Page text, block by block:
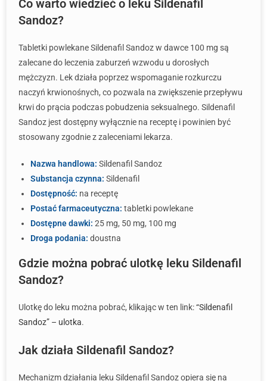
Co warto wiedzieć o leku Sildenafil
Sandoz?
Tabletki powlekane Sildenafil Sandoz w dawce 100 mg są
zalecane do leczenia zaburzeń wzwodu u dorosłych
mężczyzn. Lek działa poprzez wspomaganie rozkurczu
naczyń krwionośnych, co pozwala na zwiększenie przepływu
krwi do prącia podczas pobudzenia seksualnego. Sildenafil
Sandoz jest dostępny wyłącznie na receptę i powinien być
stosowany zgodnie z zaleceniami lekarza.
Nazwa handlowa: Sildenafil Sandoz
Substancja czynna: Sildenafil
Dostępność: na receptę
Postać farmaceutyczna: tabletki powlekane
Dostępne dawki: 25 mg, 50 mg, 100 mg
Droga podania: doustna
Gdzie można pobrać ulotkę leku Sildenafil
Sandoz?
Ulotkę do leku można pobrać, klikając w ten link:“Sildenafil
Sandoz” – ulotka.
Jak działa Sildenafil Sandoz?
Mechanizm działania leku Sildenafil Sandoz opiera się na